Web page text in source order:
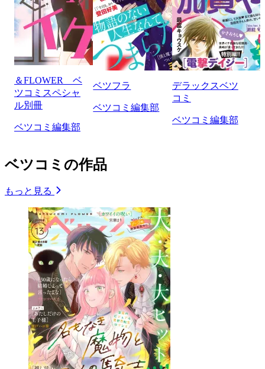
＆FLOWER ベ
ツコミスペシャ
ル別冊
ベツコミ編集部
ベツフラ
ベツコミ編集部
デラックスベツ
コミ
ベツコミ編集部
ベツコミの作品
もっと見る